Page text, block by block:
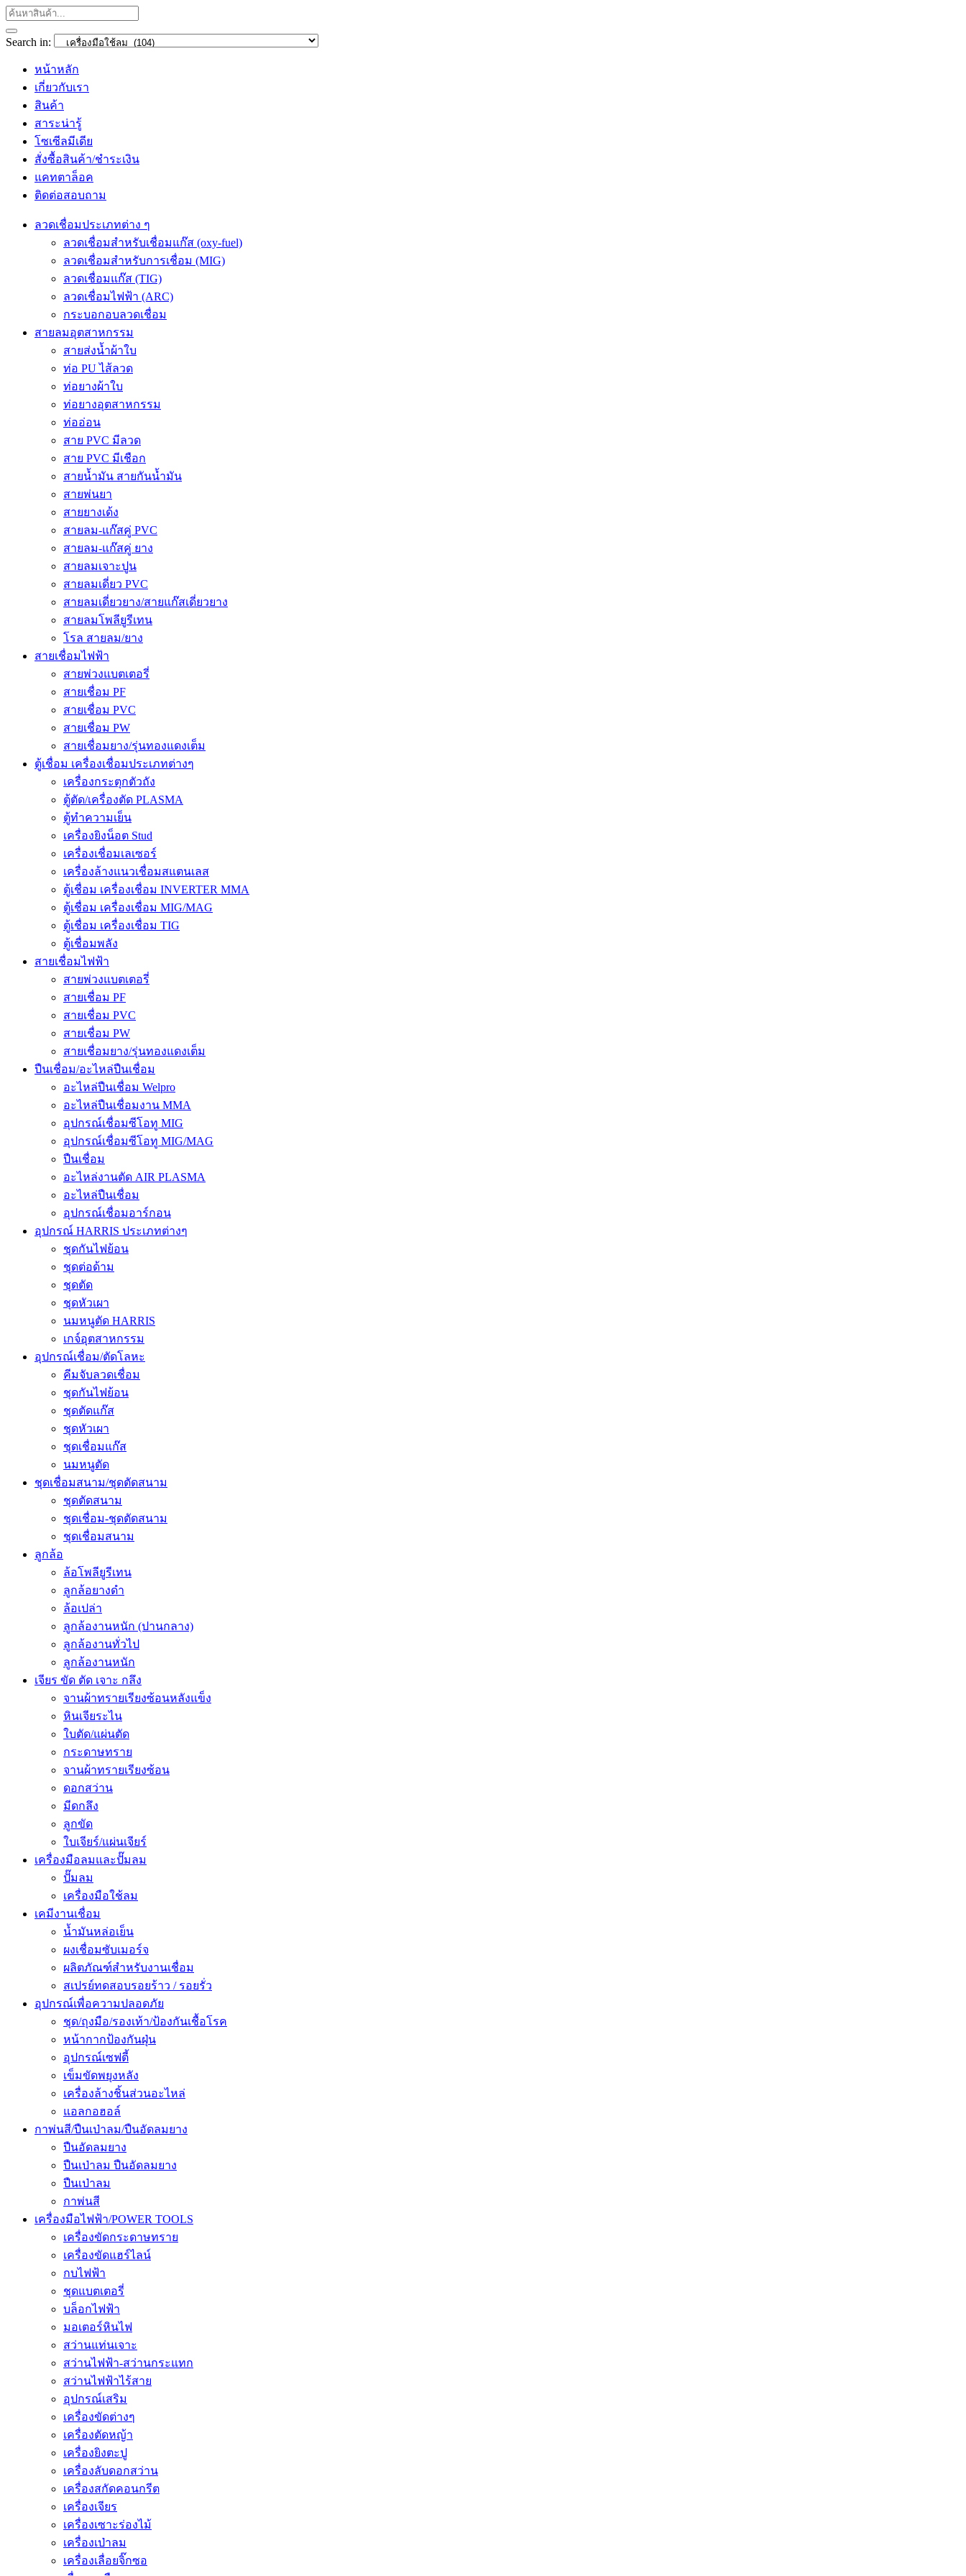
Search in:
หน้าหลัก
เกี่ยวกับเรา
สินค้า
สาระน่ารู้
โซเซีลมีเดีย
สั่งซื้อสินค้า/ชำระเงิน
แคทตาล็อค
ติดต่อสอบถาม
ลวดเชื่อมประเภทต่าง ๆ
ลวดเชื่อมสำหรับเชื่อมแก๊ส (oxy-fuel)
ลวดเชื่อมสำหรับการเชื่อม (MIG)
ลวดเชื่อมแก๊ส (TIG)
ลวดเชื่อมไฟฟ้า (ARC)
กระบอกอบลวดเชื่อม
สายลมอุตสาหกรรม
สายส่งน้ำผ้าใบ
ท่อ PU ไส้ลวด
ท่อยางผ้าใบ
ท่อยางอุตสาหกรรม
ท่ออ่อน
สาย PVC มีลวด
สาย PVC มีเชือก
สายน้ำมัน สายกันน้ำมัน
สายพ่นยา
สายยางเด้ง
สายลม-แก๊สคู่ PVC
สายลม-แก๊สคู่ ยาง
สายลมเจาะปูน
สายลมเดี่ยว PVC
สายลมเดี่ยวยาง/สายแก๊สเดี่ยวยาง
สายลมโพลียูรีเทน
โรล สายลม/ยาง
สายเชื่อมไฟฟ้า
สายพ่วงแบตเตอรี่
สายเชื่อม PF
สายเชื่อม PVC
สายเชื่อม PW
สายเชื่อมยาง/รุ่นทองแดงเต็ม
ตู้เชื่อม เครื่องเชื่อมประเภทต่างๆ
เครื่องกระตุกตัวถัง
ตู้ตัด/เครื่องตัด PLASMA
ตู้ทำความเย็น
เครื่องยิงน็อต Stud
เครื่องเชื่อมเลเซอร์
เครื่องล้างแนวเชื่อมสแตนเลส
ตู้เชื่อม เครื่องเชื่อม INVERTER MMA
ตู้เชื่อม เครื่องเชื่อม MIG/MAG
ตู้เชื่อม เครื่องเชื่อม TIG
ตู้เชื่อมพลัง
สายเชื่อมไฟฟ้า
สายพ่วงแบตเตอรี่
สายเชื่อม PF
สายเชื่อม PVC
สายเชื่อม PW
สายเชื่อมยาง/รุ่นทองแดงเต็ม
ปืนเชื่อม/อะไหล่ปืนเชื่อม
อะไหล่ปืนเชื่อม Welpro
อะไหล่ปืนเชื่อมงาน MMA
อุปกรณ์เชื่อมซีโอทู MIG
อุปกรณ์เชื่อมซีโอทู MIG/MAG
ปืนเชื่อม
อะไหล่งานตัด AIR PLASMA
อะไหล่ปืนเชื่อม
อุปกรณ์เชื่อมอาร์กอน
อุปกรณ์ HARRIS ประเภทต่างๆ
ชุดกันไฟย้อน
ชุดต่อด้าม
ชุดตัด
ชุดหัวเผา
นมหนูตัด HARRIS
เกจ์อุตสาหกรรม
อุปกรณ์เชื่อม/ตัดโลหะ
คีมจับลวดเชื่อม
ชุดกันไฟย้อน
ชุดตัดแก๊ส
ชุดหัวเผา
ชุดเชื่อมแก๊ส
นมหนูตัด
ชุดเชื่อมสนาม/ชุดตัดสนาม
ชุดตัดสนาม
ชุดเชื่อม-ชุดตัดสนาม
ชุดเชื่อมสนาม
ลูกล้อ
ล้อโพลียูรีเทน
ลูกล้อยางดำ
ล้อเปล่า
ลูกล้องานหนัก (ปานกลาง)
ลูกล้องานทั่วไป
ลูกล้องานหนัก
เจียร ขัด ตัด เจาะ กลึง
จานผ้าทรายเรียงซ้อนหลังแข็ง
หินเจียระไน
ใบตัด/แผ่นตัด
กระดาษทราย
จานผ้าทรายเรียงซ้อน
ดอกสว่าน
มีดกลึง
ลูกขัด
ใบเจียร์/แผ่นเจียร์
เครื่องมือลมและปั๊มลม
ปั๊มลม
เครื่องมือใช้ลม
เคมีงานเชื่อม
น้ำมันหล่อเย็น
ผงเชื่อมซับเมอร์จ
ผลิตภัณฑ์สำหรับงานเชื่อม
สเปรย์ทดสอบรอยร้าว / รอยรั่ว
อุปกรณ์เพื่อความปลอดภัย
ชุด/ถุงมือ/รองเท้า/ป้องกันเชื้อโรค
หน้ากากป้องกันฝุ่น
อุปกรณ์เซฟตี้
เข็มขัดพยุงหลัง
เครื่องล้างชิ้นส่วนอะไหล่
แอลกอฮอล์
กาพ่นสี/ปืนเป่าลม/ปืนอัดลมยาง
ปืนอัดลมยาง
ปืนเป่าลม ปืนอัดลมยาง
ปืนเป่าลม
กาพ่นสี
เครื่องมือไฟฟ้า/POWER TOOLS
เครื่องขัดกระดาษทราย
เครื่องขัดแฮร์ไลน์
กบไฟฟ้า
ชุดแบตเตอรี่
บล็อกไฟฟ้า
มอเตอร์หินไฟ
สว่านแท่นเจาะ
สว่านไฟฟ้า-สว่านกระแทก
สว่านไฟฟ้าไร้สาย
อุปกรณ์เสริม
เครื่องขัดต่างๆ
เครื่องตัดหญ้า
เครื่องยิงตะปู
เครื่องลับดอกสว่าน
เครื่องสกัดคอนกรีต
เครื่องเจียร
เครื่องเซาะร่องไม้
เครื่องเป่าลม
เครื่องเลื่อยจิ๊กซอ